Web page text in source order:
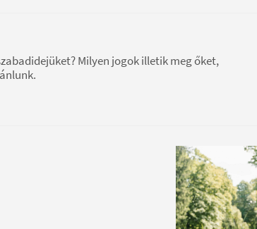
Milyen jogok illetik meg őket,